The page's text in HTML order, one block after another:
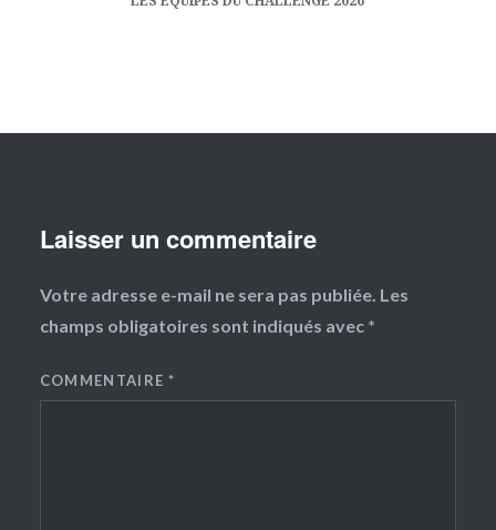
Laisser un commentaire
Votre adresse e-mail ne sera pas publiée. Les
champs obligatoires sont indiqués avec *
COMMENTAIRE*